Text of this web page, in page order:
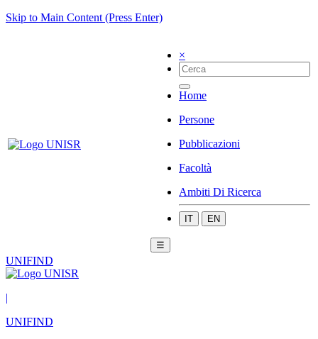
Skip to Main Content (Press Enter)
×
Home
Persone
Pubblicazioni
Facoltà
Ambiti Di Ricerca
IT EN
☰
UNIFIND
|
UNIFIND